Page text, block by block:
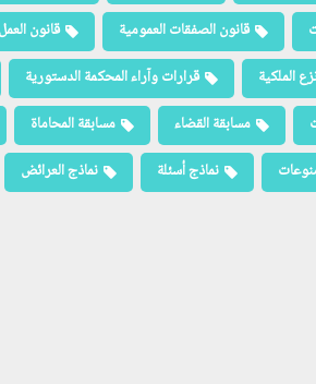
قانون الصفقات العمومية قانون العمل
الملكية قرارات وآراء المحكمة الدستورية
مسابقة القضاء مسابقة المحاماة
نماذج أسئلة نماذج العرائض